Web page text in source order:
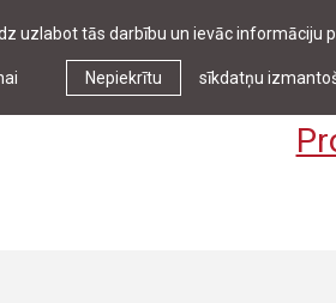
uzlabot tās darbību un ievāc
Nepiekrītu sīkdatņu
Ziņas & pasākumi